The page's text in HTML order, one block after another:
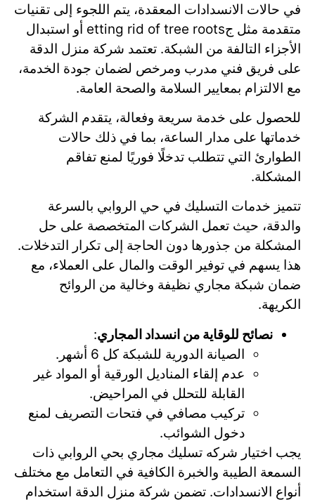
في حالات الانسدادات المعقدة، يتم اللجوء إلى تقنيات
متقدمة مثل جetting rid of tree roots أو استبدال
الأجزاء التالفة من الشبكة. تعتمد شركة منزل الدقة
على فريق فني مدرب ومرخص لضمان جودة الخدمة،
مع الالتزام بمعايير السلامة والصحة العامة.
للحصول على خدمة سريعة وفعالة، يتقدم الشركة
خدماتها على مدار الساعة، بما في ذلك حالات
الطوارئ التي تتطلب تدخلًا فوريًا لمنع تفاقم
المشكلة.
تتميز خدمات التسليك في حي الروابي بالسرعة
والدقة، حيث تعمل الشركات المتخصصة على حل
المشكلة من جذورها دون الحاجة إلى تكرار التدخلات.
هذا يسهم في توفير الوقت والمال على العملاء، مع
ضمان شبكة مجاري نظيفة وخالية من الروائح
الكريهة.
نصائح للوقاية من انسداد المجاري:
الصيانة الدورية للشبكة كل 6 أشهر.
عدم إلقاء المناديل الورقية أو المواد غير
القابلة للتحلل في المراحيض.
تركيب مصافي في فتحات التصريف لمنع
دخول الشوائب.
يجب اختيار شركه تسليك مجاري بحي الروابي ذات
السمعة الطيبة والخبرة الكافية في التعامل مع مختلف
أنواع الانسدادات. تضمن شركة منزل الدقة استخدام